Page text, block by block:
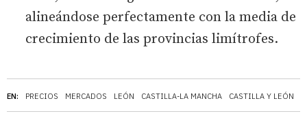
EN: PRECIOS MERCADOS LEÓN CASTILLA-LA MANCHA CASTILLA Y LEÓN
alineándose perfectamente con la media de
crecimiento de las provincias limítrofes.